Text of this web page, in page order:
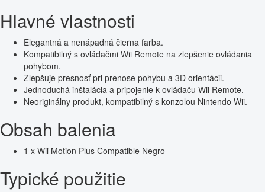
Hlavné vlastnosti
Elegantná a nenápadná čierna farba.
Kompatibilný s ovládačmi Wii Remote na zlepšenie ovládania
pohybom.
Zlepšuje presnosť pri prenose pohybu a 3D orientácii.
Jednoduchá inštalácia a pripojenie k ovládaču Wii Remote.
Neoriginálny produkt, kompatibilný s konzolou Nintendo Wii.
Obsah balenia
1 x Wii Motion Plus Compatible Negro
Typické použitie